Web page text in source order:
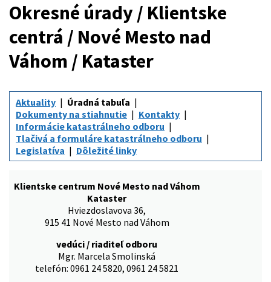
Okresné úrady / Klientske
centrá / Nové Mesto nad
Váhom / Kataster
Aktuality
Úradná tabuľa
Dokumenty na stiahnutie
Kontakty
Informácie katastrálneho odboru
Tlačivá a formuláre katastrálneho odboru
Legislatíva
Dôležité linky
Klientske centrum Nové Mesto nad Váhom
Kataster
Hviezdoslavova 36,
915 41 Nové Mesto nad Váhom
vedúci / riaditeľ odboru
Mgr. Marcela Smolinská
telefón: 0961 24 5820, 0961 24 5821